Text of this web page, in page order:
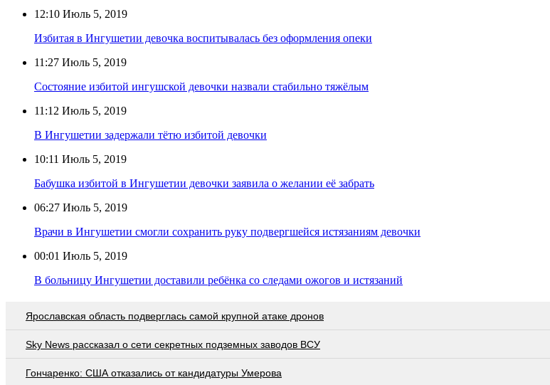
12:10 Июль 5, 2019
Избитая в Ингушетии девочка воспитывалась без оформления опеки
11:27 Июль 5, 2019
Состояние избитой ингушской девочки назвали стабильно тяжёлым
11:12 Июль 5, 2019
В Ингушетии задержали тётю избитой девочки
10:11 Июль 5, 2019
Бабушка избитой в Ингушетии девочки заявила о желании её забрать
06:27 Июль 5, 2019
Врачи в Ингушетии смогли сохранить руку подвергшейся истязаниям девочки
00:01 Июль 5, 2019
В больницу Ингушетии доставили ребёнка со следами ожогов и истязаний
Ярославская область подверглась самой крупной атаке дронов
Sky News рассказал о сети секретных подземных заводов ВСУ
Гончаренко: США отказались от кандидатуры Умерова